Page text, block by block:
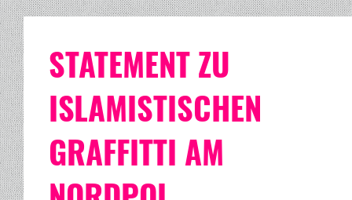
STATEMENT ZU
ISLAMISTISCHEN
GRAFFITTI AM